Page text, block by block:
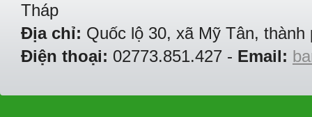
Tháp
Địa chỉ: Quốc lộ 30, xã Mỹ Tân,
Điện thoại: 02773.851.427 - Email: